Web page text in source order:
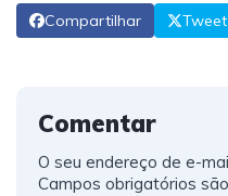
Compartilhar Tweet
Comentar
O seu endereço de e-
Campos obrigatórios